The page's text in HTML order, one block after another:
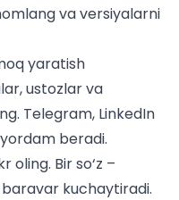
va versiyalarni
yaratish
ustozlar va
Telegram, LinkedIn
beradi.
oling. Bir so‘z –
baravar kuchaytiradi.